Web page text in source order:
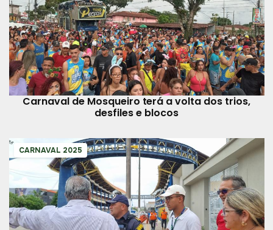
Carnaval de Mosqueiro terá a volta dos trios,
desfiles e blocos
CARNAVAL 2025